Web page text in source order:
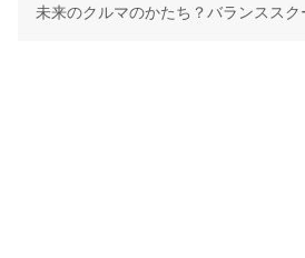
未来のクルマのかたち？バランスス